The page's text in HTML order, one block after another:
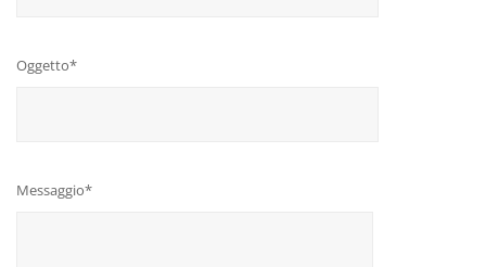
Oggetto*
Messaggio*